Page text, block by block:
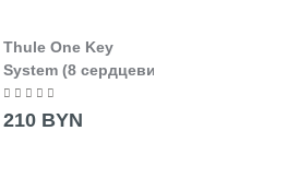
Thule One Key
System (8 сердцевин)
210 BYN